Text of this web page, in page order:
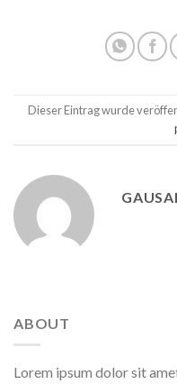
Dieser Eintrag wurde
GAUSAI
ABOUT
Lorem ipsum dolor sit